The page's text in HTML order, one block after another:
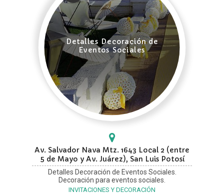
Detalles Decoración de
Eventos Sociales
Av. Salvador Nava Mtz. 1643 Local 2 (entre
5 de Mayo y Av. Juárez), San Luis Potosí
Detalles Decoración de Eventos Sociales.
Decoración para eventos sociales.
INVITACIONES Y DECORACIÓN